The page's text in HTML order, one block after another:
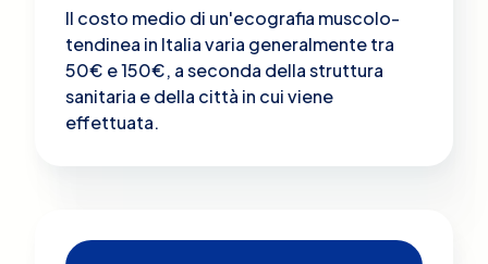
Il costo medio di un'ecografia muscolo-
tendinea in Italia varia generalmente tra
50€ e 150€, a seconda della struttura
sanitaria e della città in cui viene
effettuata.